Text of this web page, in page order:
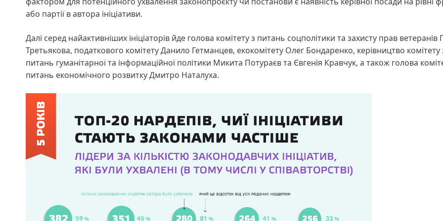
або партії в автора ініціативи.
Далі серед найактивніших ініціаторів йде голова комітету з питань соцполітики та захисту прав ветеранів
Третьякова, податкового комітету Данило Гетманцев, екокомітету Олег Бондаренко, керівництво комітету
питань гуманітарної та інформаційної політики Микита Потураєв та Євгенія Кравчук, а також голова
питань економічного розвитку Дмитро Наталуха.